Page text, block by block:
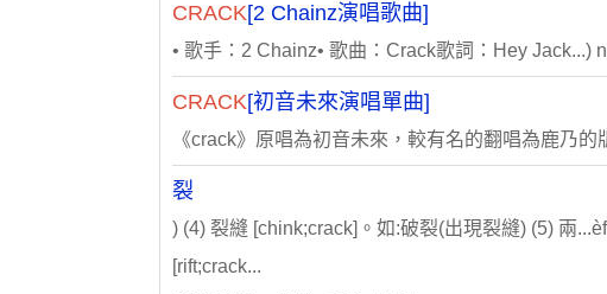
CRACK[2 Chainz演唱歌曲]
• 歌手：2 Chainz• 歌曲：Crack歌詞：Hey Jack...)
CRACK[初音未來演唱單曲]
《crack》原唱為初音未來，較有名的翻唱為鹿乃
裂
) (4) 裂縫 [chink;crack]。如:破裂(出現裂縫) (5) 兩
[rift;crack...